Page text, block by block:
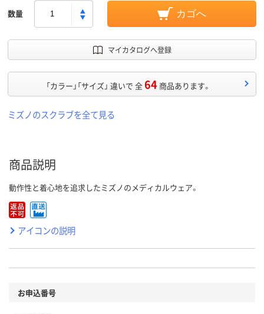
数量 カゴへ
マイカタログへ登録
「カラー」「サイズ」 違いで 全64 商品あります。
ミズノのスクラブを全て見る
商品説明
動作性と着心地を追求したミズノのメディカルウェア。
アイコンの説明
お申込番号